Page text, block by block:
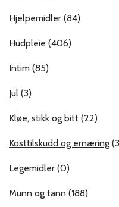
Hjelpemidler (84)
Hudpleie (406)
Intim (85)
Jul (3)
Kløe, stikk og bitt (22)
Kosttilskudd og ernæring
Legemidler (0)
Munn og tann (188)